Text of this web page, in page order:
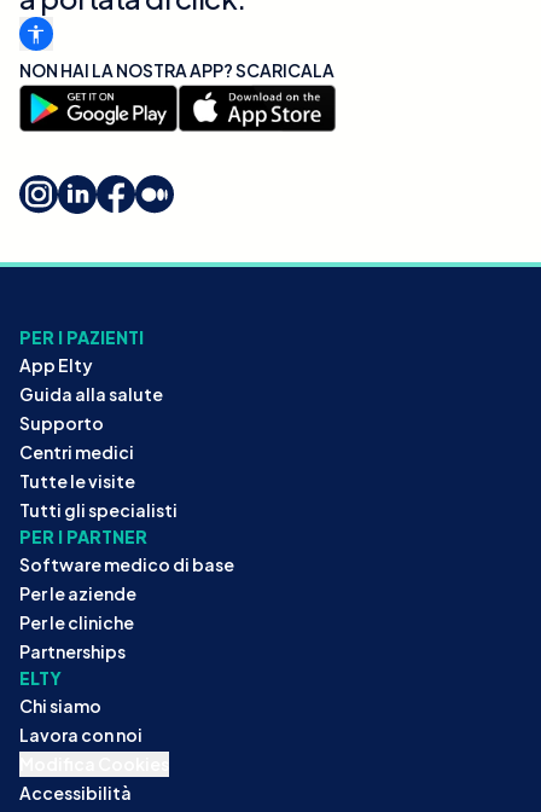
NON HAI LA NOSTRA APP? SCARICALA
PER I PAZIENTI
App Elty
Guida alla salute
Supporto
Centri medici
Tutte le visite
Tutti gli specialisti
PER I PARTNER
Software medico di base
Per le aziende
Per le cliniche
Partnerships
ELTY
Chi siamo
Lavora con noi
Accessibilità